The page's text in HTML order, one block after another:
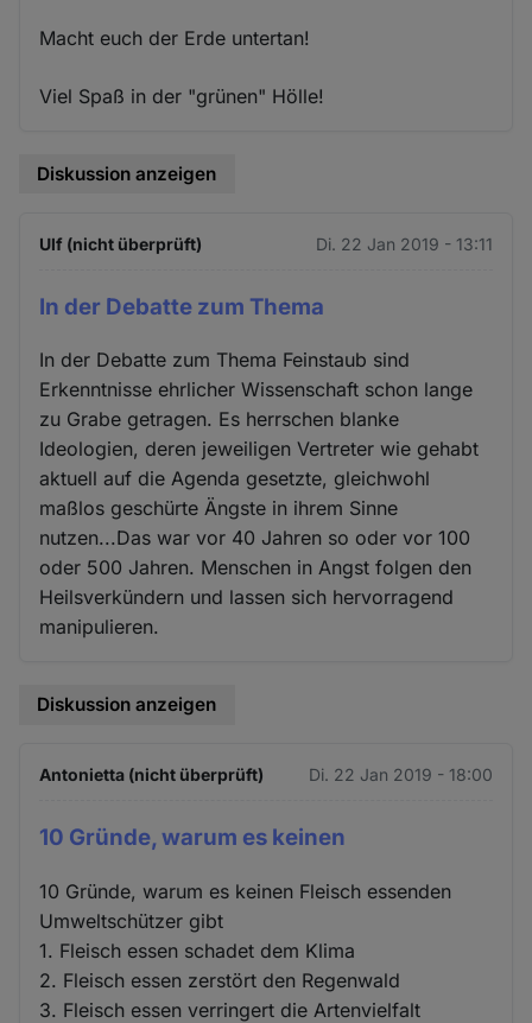
Macht euch der Erde untertan!
Viel Spaß in der "grünen" Hölle!
Diskussion anzeigen
Ulf (nicht überprüft) Di. 22 Jan 2019 - 13:11
In der Debatte zum Thema
In der Debatte zum Thema Feinstaub sind
Erkenntnisse ehrlicher Wissenschaft schon lange
zu Grabe getragen. Es herrschen blanke
Ideologien, deren jeweiligen Vertreter wie gehabt
aktuell auf die Agenda gesetzte, gleichwohl
maßlos geschürte Ängste in ihrem Sinne
nutzen...Das war vor 40 Jahren so oder vor 100
oder 500 Jahren. Menschen in Angst folgen den
Heilsverkündern und lassen sich hervorragend
manipulieren.
Diskussion anzeigen
Antonietta (nicht überprüft) Di. 22 Jan 2019 - 18:00
10 Gründe, warum es keinen
10 Gründe, warum es keinen Fleisch essenden
Umweltschützer gibt
1. Fleisch essen schadet dem Klima
2. Fleisch essen zerstört den Regenwald
3. Fleisch essen verringert die Artenvielfalt